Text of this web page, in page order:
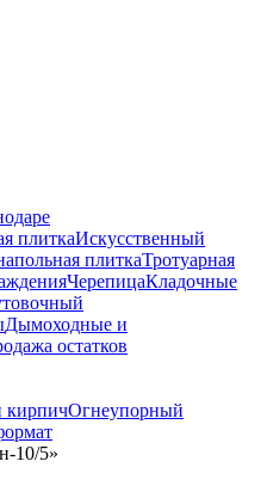
плиткаИскусственный
плиткаТротуарная
ЧерепицаКладочные
Дымоходные и
остатков
кирпичОгнеупорный
10/5»